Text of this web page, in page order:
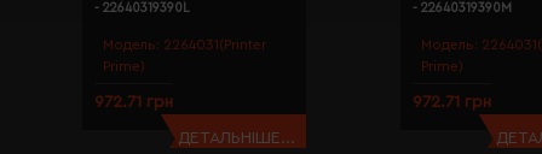
Модель: 2264031(Printer
Prime)
- 22640319390L
972.71 грн
ДЕТАЛЬНІШЕ...
Модель:
Prime)
- 22640319390M
972.71 грн